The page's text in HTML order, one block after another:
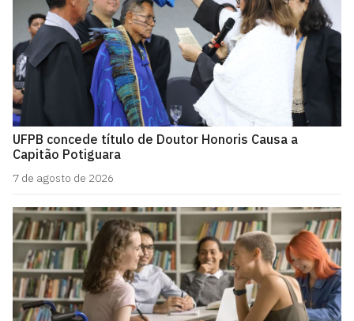
UFPB concede título de Doutor Honoris Causa a
Capitão Potiguara
7 de agosto de 2026